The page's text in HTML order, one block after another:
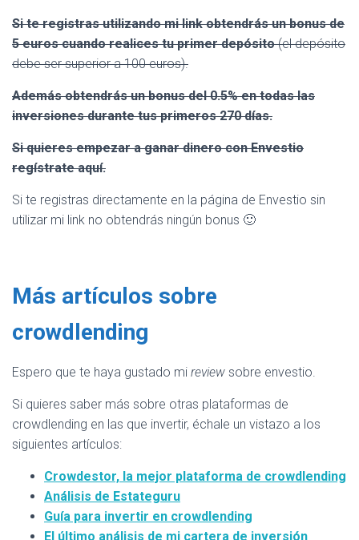
Si te registras utilizando mi link obtendrás un bonus de
5 euros cuando realices tu primer depósito(el depósito
debe ser superior a 100 euros).
Además obtendrás un bonus del 0.5% en todas las
inversiones durante tus primeros 270 días.
Si quieres empezar a ganar dinero con Envestio
regístrate aquí.
Si te registras directamente en la página de Envestio sin
utilizar mi link no obtendrás ningún bonus 🙂
Más artículos sobre
crowdlending
Espero que te haya gustado mi review sobre envestio.
Si quieres saber más sobre otras plataformas de
crowdlending en las que invertir, échale un vistazo a los
siguientes artículos:
Crowdestor, la mejor plataforma de crowdlending
Análisis de Estateguru
Guía para invertir en crowdlending
El último análisis de mi cartera de inversión